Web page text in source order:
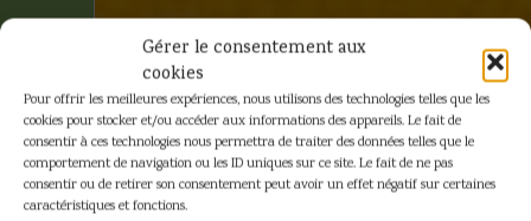
Gérer le consentement aux
cookies
Pour offrir les meilleures expériences, nous utilisons des technologies telles que les
cookies pour stocker et/ou accéder aux informations des appareils. Le fait de
consentir à ces technologies nous permettra de traiter des données telles que le
comportement de navigation ou les ID uniques sur ce site. Le fait de ne pas
consentir ou de retirer son consentement peut avoir un effet négatif sur certaines
caractéristiques et fonctions.